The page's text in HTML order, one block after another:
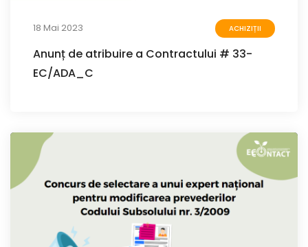
18 Mai 2023 ACHIZIȚII
Anunț de atribuire a Contractului # 33-
EC/ADA_C